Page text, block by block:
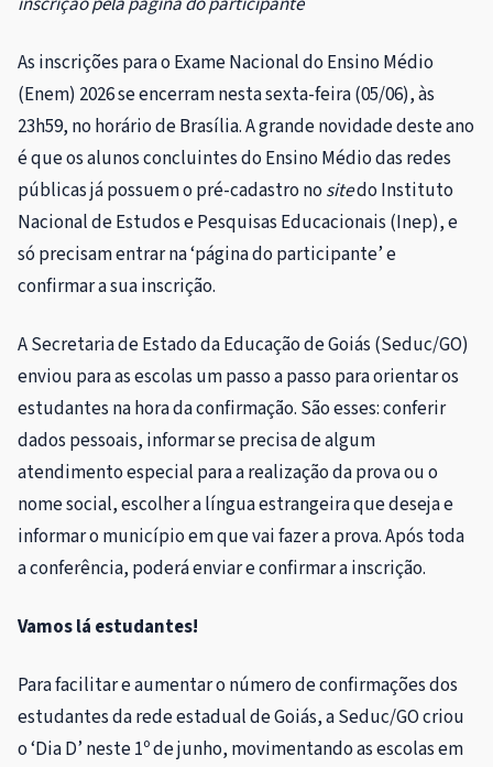
As inscrições para o Exame Nacional do Ensino Médio
(Enem) 2026 se encerram nesta sexta-feira (05/06), às
23h59, no horário de Brasília. A grande novidade deste ano
é que os alunos concluintes do Ensino Médio das redes
públicas já possuem o pré-cadastro no sitedo Instituto
Nacional de Estudos e Pesquisas Educacionais (Inep), e
só precisam entrar na ‘página do participante’ e
confirmar a sua inscrição.
A Secretaria de Estado da Educação de Goiás (Seduc/GO)
enviou para as escolas um passo a passo para orientar os
estudantes na hora da confirmação. São esses: conferir
dados pessoais, informar se precisa de algum
atendimento especial para a realização da prova ou o
nome social, escolher a língua estrangeira que deseja e
informar o município em que vai fazer a prova. Após toda
a conferência, poderá enviar e confirmar a inscrição.
Vamos lá estudantes!
Para facilitar e aumentar o número de confirmações dos
estudantes da rede estadual de Goiás, a Seduc/GO criou
o ‘Dia D’ neste 1º de junho, movimentando as escolas em